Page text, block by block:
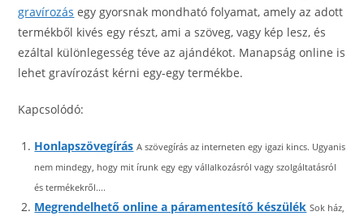
gravírozás egy gyorsnak mondható folyamat, amely az adott
termékből kivés egy részt, ami a szöveg, vagy kép lesz, és
ezáltal különlegesség téve az ajándékot. Manapság online is
lehet gravírozást kérni egy-egy termékbe.
Kapcsolódó:
Honlapszövegírás A szövegírás az interneten egy igazi kincs. Ugyanis
nem mindegy, hogy mit írunk egy egy vállalkozásról vagy szolgáltatásról
és termékekről....
Megrendelhető online a páramentesítő készülék Sok ház,